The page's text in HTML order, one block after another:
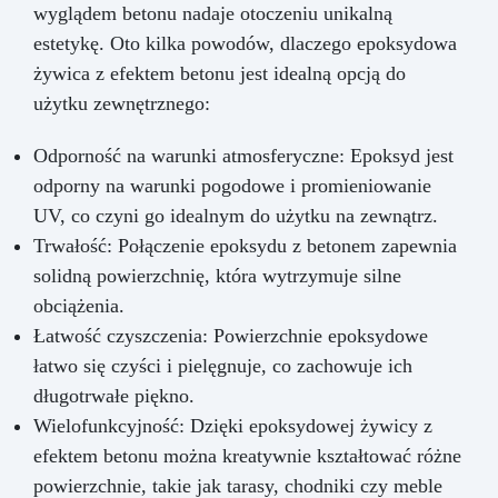
wyglądem betonu nadaje otoczeniu unikalną
estetykę. Oto kilka powodów, dlaczego epoksydowa
żywica z efektem betonu jest idealną opcją do
użytku zewnętrznego:
Odporność na warunki atmosferyczne: Epoksyd jest
odporny na warunki pogodowe i promieniowanie
UV, co czyni go idealnym do użytku na zewnątrz.
Trwałość: Połączenie epoksydu z betonem zapewnia
solidną powierzchnię, która wytrzymuje silne
obciążenia.
Łatwość czyszczenia: Powierzchnie epoksydowe
łatwo się czyści i pielęgnuje, co zachowuje ich
długotrwałe piękno.
Wielofunkcyjność: Dzięki epoksydowej żywicy z
efektem betonu można kreatywnie kształtować różne
powierzchnie, takie jak tarasy, chodniki czy meble